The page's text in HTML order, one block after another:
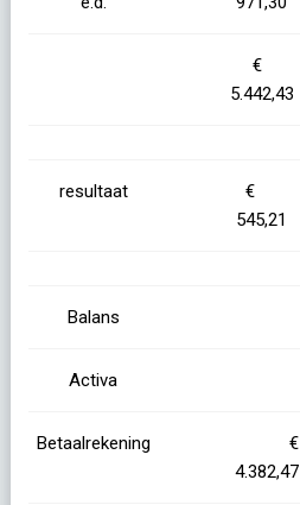
€
5.442,43
resultaat
€
545,21
Balans
Activa
Betaalrekening
€
4.382,47